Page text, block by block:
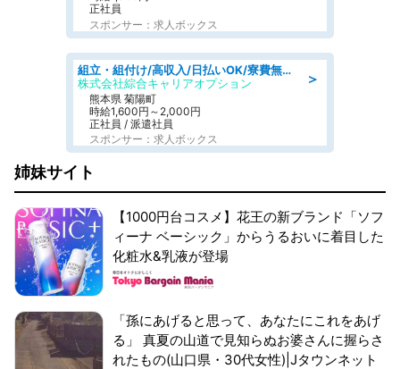
正社員
スポンサー：求人ボックス
＞
組立・組付け/高収入/日払いOK/寮費無料/交替制/20・30・40代活躍中
株式会社綜合キャリアオプション
熊本県 菊陽町
時給1,600円～2,000円
正社員 / 派遣社員
スポンサー：求人ボックス
姉妹サイト
【1000円台コスメ】花王の新ブランド「ソフ
ィーナ ベーシック」からうるおいに着目した
化粧水&乳液が登場
「孫にあげると思って、あなたにこれをあげ
る」 真夏の山道で見知らぬお婆さんに握らさ
れたもの(山口県・30代女性)|Jタウンネット